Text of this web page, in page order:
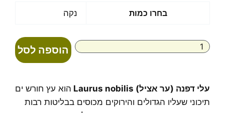
עד בחרו כמות נקה
דפנה
(ער
Laurus
nobilis
הוספה לסל
עלי דפנה (ער אציל) Laurus nobilis
הוא עץ חורש ים
תיכוני שעליו הגדולים והירוקים מכוסים בבליטות רבות